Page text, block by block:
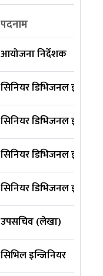
पदनाम
आयोजना निर्देशक
सिनियर डिभिजनल
सिनियर डिभिजनल
सिनियर डिभिजनल
सिनियर डिभिजनल
उपसचिव (लेखा)
सिभिल इन्जिनियर